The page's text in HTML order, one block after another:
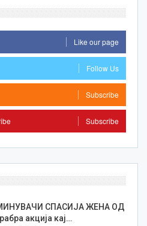
Like our page
Follow Us
Subscribe
Subscribe
СПАСИЈА ЖЕНА ОД
акција кај…